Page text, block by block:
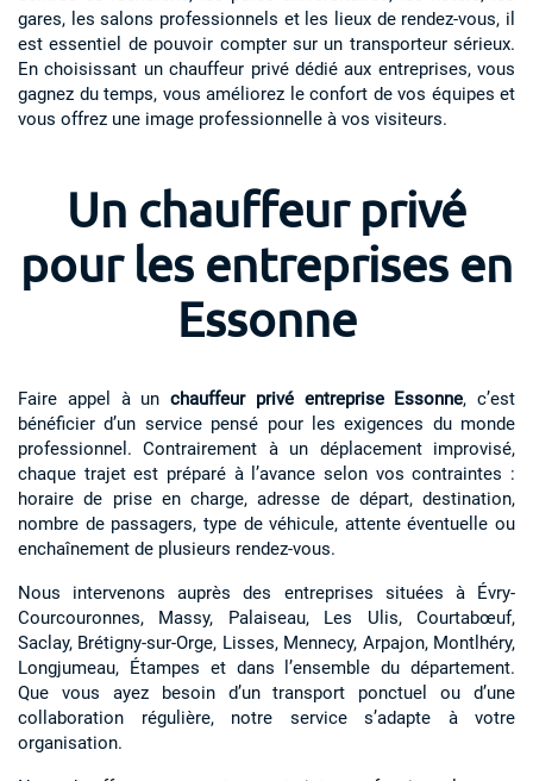
gares, les salons professionnels et les lieux de rendez-vous, il
est essentiel de pouvoir compter sur un transporteur sérieux.
En choisissant un chauffeur privé dédié aux entreprises, vous
gagnez du temps, vous améliorez le confort de vos équipes et
vous offrez une image professionnelle à vos visiteurs.
Un chauffeur privé
pour les entreprises en
Essonne
Faire appel à un chauffeur privé entreprise Essonne, c’est
bénéficier d’un service pensé pour les exigences du monde
professionnel. Contrairement à un déplacement improvisé,
chaque trajet est préparé à l’avance selon vos contraintes :
horaire de prise en charge, adresse de départ, destination,
nombre de passagers, type de véhicule, attente éventuelle ou
enchaînement de plusieurs rendez-vous.
Nous intervenons auprès des entreprises situées à Évry-
Courcouronnes, Massy, Palaiseau, Les Ulis, Courtabœuf,
Saclay, Brétigny-sur-Orge, Lisses, Mennecy, Arpajon, Montlhéry,
Longjumeau, Étampes et dans l’ensemble du département.
Que vous ayez besoin d’un transport ponctuel ou d’une
collaboration régulière, notre service s’adapte à votre
organisation.